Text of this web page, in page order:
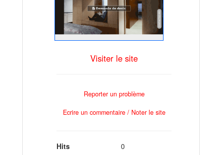
Visiter le site
Reporter un problème
Ecrire un commentaire / Noter le site
Hits
0